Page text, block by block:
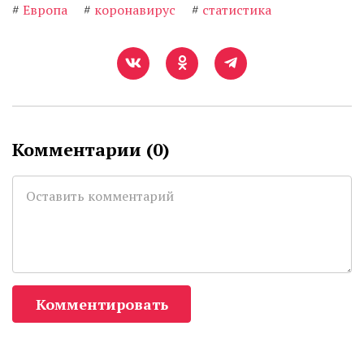
# Европа # коронавирус # статистика
Комментарии (0)
Комментировать